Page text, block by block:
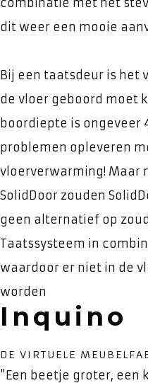
combinatie met het
dit weer een mooie
Bij een taatsdeur is het
de vloer geboord moet
boordiepte is ongeveer
problemen opleveren
vloerverwarming! Maar
SolidDoor zouden
geen alternatief op
Taatssysteem in
waardoor er niet in de
worden
Inquino
DE VIRTUELE
"Een beetje groter, een